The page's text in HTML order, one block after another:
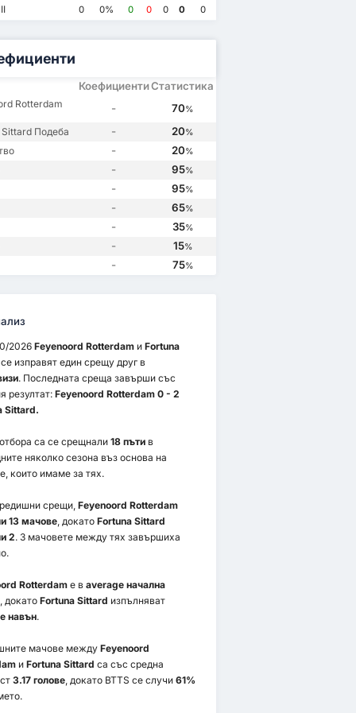
Fortuna Sittard
0 0% 0 0 0 0 0
КоефициентиСтатистика
Rotterdam
- 70%
Sittard Подеба - 20%
- 20%
- 95%
- 95%
- 65%
- 35%
- 15%
- 75%
2026 Feyenoord Rotterdamи Fortuna
се изправят един срещу друг в
. Последната среща завърши със
резултат: Feyenoord Rotterdam 0 - 2
Sittard.
са се срещнали 18 пътив
няколко сезона въз основа на
които имаме за тях.
срещи,Feyenoord Rotterdam
13 мачове, докато Fortuna Sittard
2. 3 мачовете между тях завършиха
Rotterdamе в average начална
, докато Fortuna Sittard изпълняват
навън.
мачове между Feyenoord
и Fortuna Sittard са със средна
3.17 голове, докато BTTS се случи 61%